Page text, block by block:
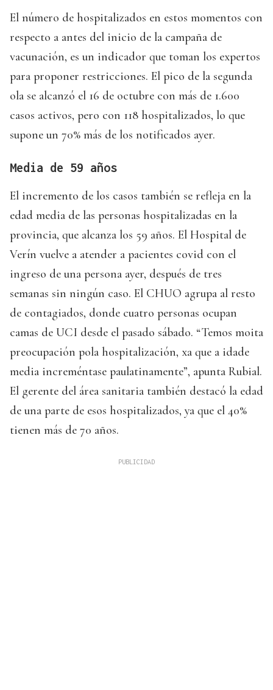
El número de hospitalizados en estos momentos con
respecto a antes del inicio de la campaña de
vacunación, es un indicador que toman los expertos
para proponer restricciones. El pico de la segunda
ola se alcanzó el 16 de octubre con más de 1.600
casos activos, pero con 118 hospitalizados, lo que
supone un 70% más de los notificados ayer.
Media de 59 años
El incremento de los casos también se refleja en la
edad media de las personas hospitalizadas en la
provincia, que alcanza los 59 años. El Hospital de
Verín vuelve a atender a pacientes covid con el
ingreso de una persona ayer, después de tres
semanas sin ningún caso. El CHUO agrupa al resto
de contagiados, donde cuatro personas ocupan
camas de UCI desde el pasado sábado. “Temos moita
preocupación pola hospitalización, xa que a idade
media increméntase paulatinamente”, apunta Rubial.
El gerente del área sanitaria también destacó la edad
de una parte de esos hospitalizados, ya que el 40%
tienen más de 70 años.